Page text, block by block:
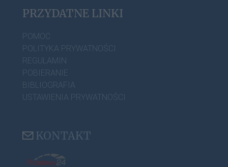
PRZYDATNE LINKI
POMOC
POLITYKA PRYWATNOŚCI
REGULAMIN
POBIERANIE
BIBLIOGRAFIA
USTAWIENIA PRYWATNOŚCI
KONTAKT